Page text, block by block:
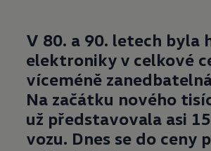
V 80. a 90. letech byla
elektroniky v celkové
víceméně
Na začátku nového
už představovala asi 15
vozu. Dnes se do ceny